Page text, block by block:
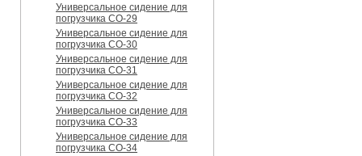
Универсальное сидение для
погрузчика CO-29
Универсальное сидение для
погрузчика CO-30
Универсальное сидение для
погрузчика CO-31
Универсальное сидение для
погрузчика CO-32
Универсальное сидение для
погрузчика CO-33
Универсальное сидение для
погрузчика CO-34